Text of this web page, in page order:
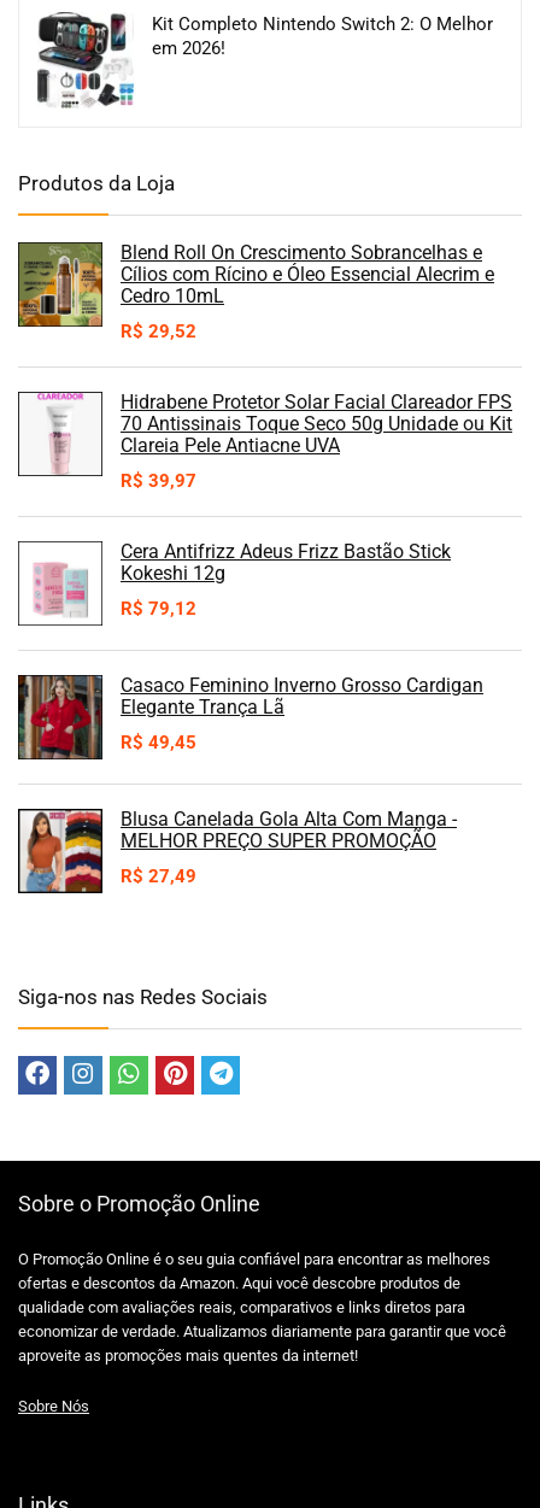
Kit Completo Nintendo Switch 2: O Melhor
em 2026!
Produtos da Loja
Blend Roll On Crescimento Sobrancelhas e
Cílios com Rícino e Óleo Essencial Alecrim e
Cedro 10mL
R$ 29,52
Hidrabene Protetor Solar Facial Clareador FPS
70 Antissinais Toque Seco 50g Unidade ou Kit
Clareia Pele Antiacne UVA
R$ 39,97
Cera Antifrizz Adeus Frizz Bastão Stick
Kokeshi 12g
R$ 79,12
Casaco Feminino Inverno Grosso Cardigan
Elegante Trança Lã
R$ 49,45
Blusa Canelada Gola Alta Com Manga -
MELHOR PREÇO SUPER PROMOÇÃO
R$ 27,49
Siga-nos nas Redes Sociais
Sobre o Promoção Online
O Promoção Online é o seu guia confiável para encontrar as melhores
ofertas e descontos da Amazon. Aqui você descobre produtos de
qualidade com avaliações reais, comparativos e links diretos para
economizar de verdade. Atualizamos diariamente para garantir que você
aproveite as promoções mais quentes da internet!
Sobre Nós